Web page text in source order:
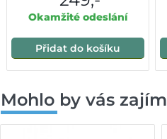
Okamžité odeslání
Přidat do košíku
Mohlo by vás